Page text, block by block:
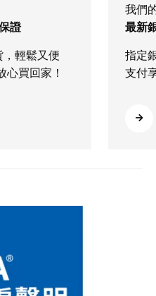
證
輕鬆又便
買回家！
我們
最新
指定
支付